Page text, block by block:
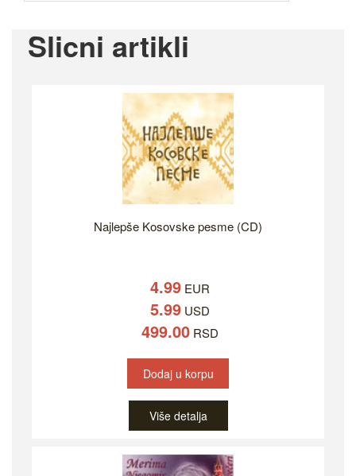
Slicni artikli
Najlepše Kosovske pesme (CD)
4.99 EUR
5.99 USD
499.00 RSD
Dodaj u korpu
Više detalja